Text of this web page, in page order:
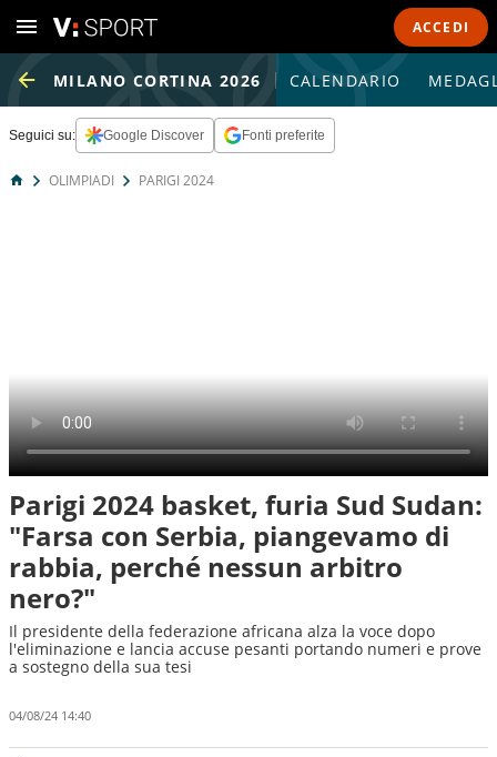
ACCEDI
MILANO CORTINA 2026 CALENDARIO
Seguici su: Google Discover Fonti preferite
OLIMPIADI PARIGI 2024
Parigi 2024 basket, furia Sud Sudan:
"Farsa con Serbia, piangevamo di
rabbia, perché nessun arbitro
nero?"
Il presidente della federazione africana alza la voce dopo
l'eliminazione e lancia accuse pesanti portando numeri e prove
a sostegno della sua tesi
04/08/24 14:40